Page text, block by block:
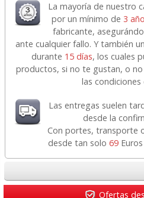
La mayoría de nuestro
por un mínimo de 3
fabricante,
ante cualquier fallo. Y también
durante 15 días, los cuales
productos, si no te gustan, o
las condiciones
Las entregas suelen
desde la
Con portes, transporte
desde tan solo 69Euros
Ofertas